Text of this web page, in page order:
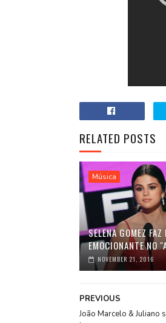
RELATED POSTS
Música
SELENA GOMEZ
EMOCIONANTE NO
NOVEMBER 21, 2016
PREVIOUS
João Marcelo & Juliano